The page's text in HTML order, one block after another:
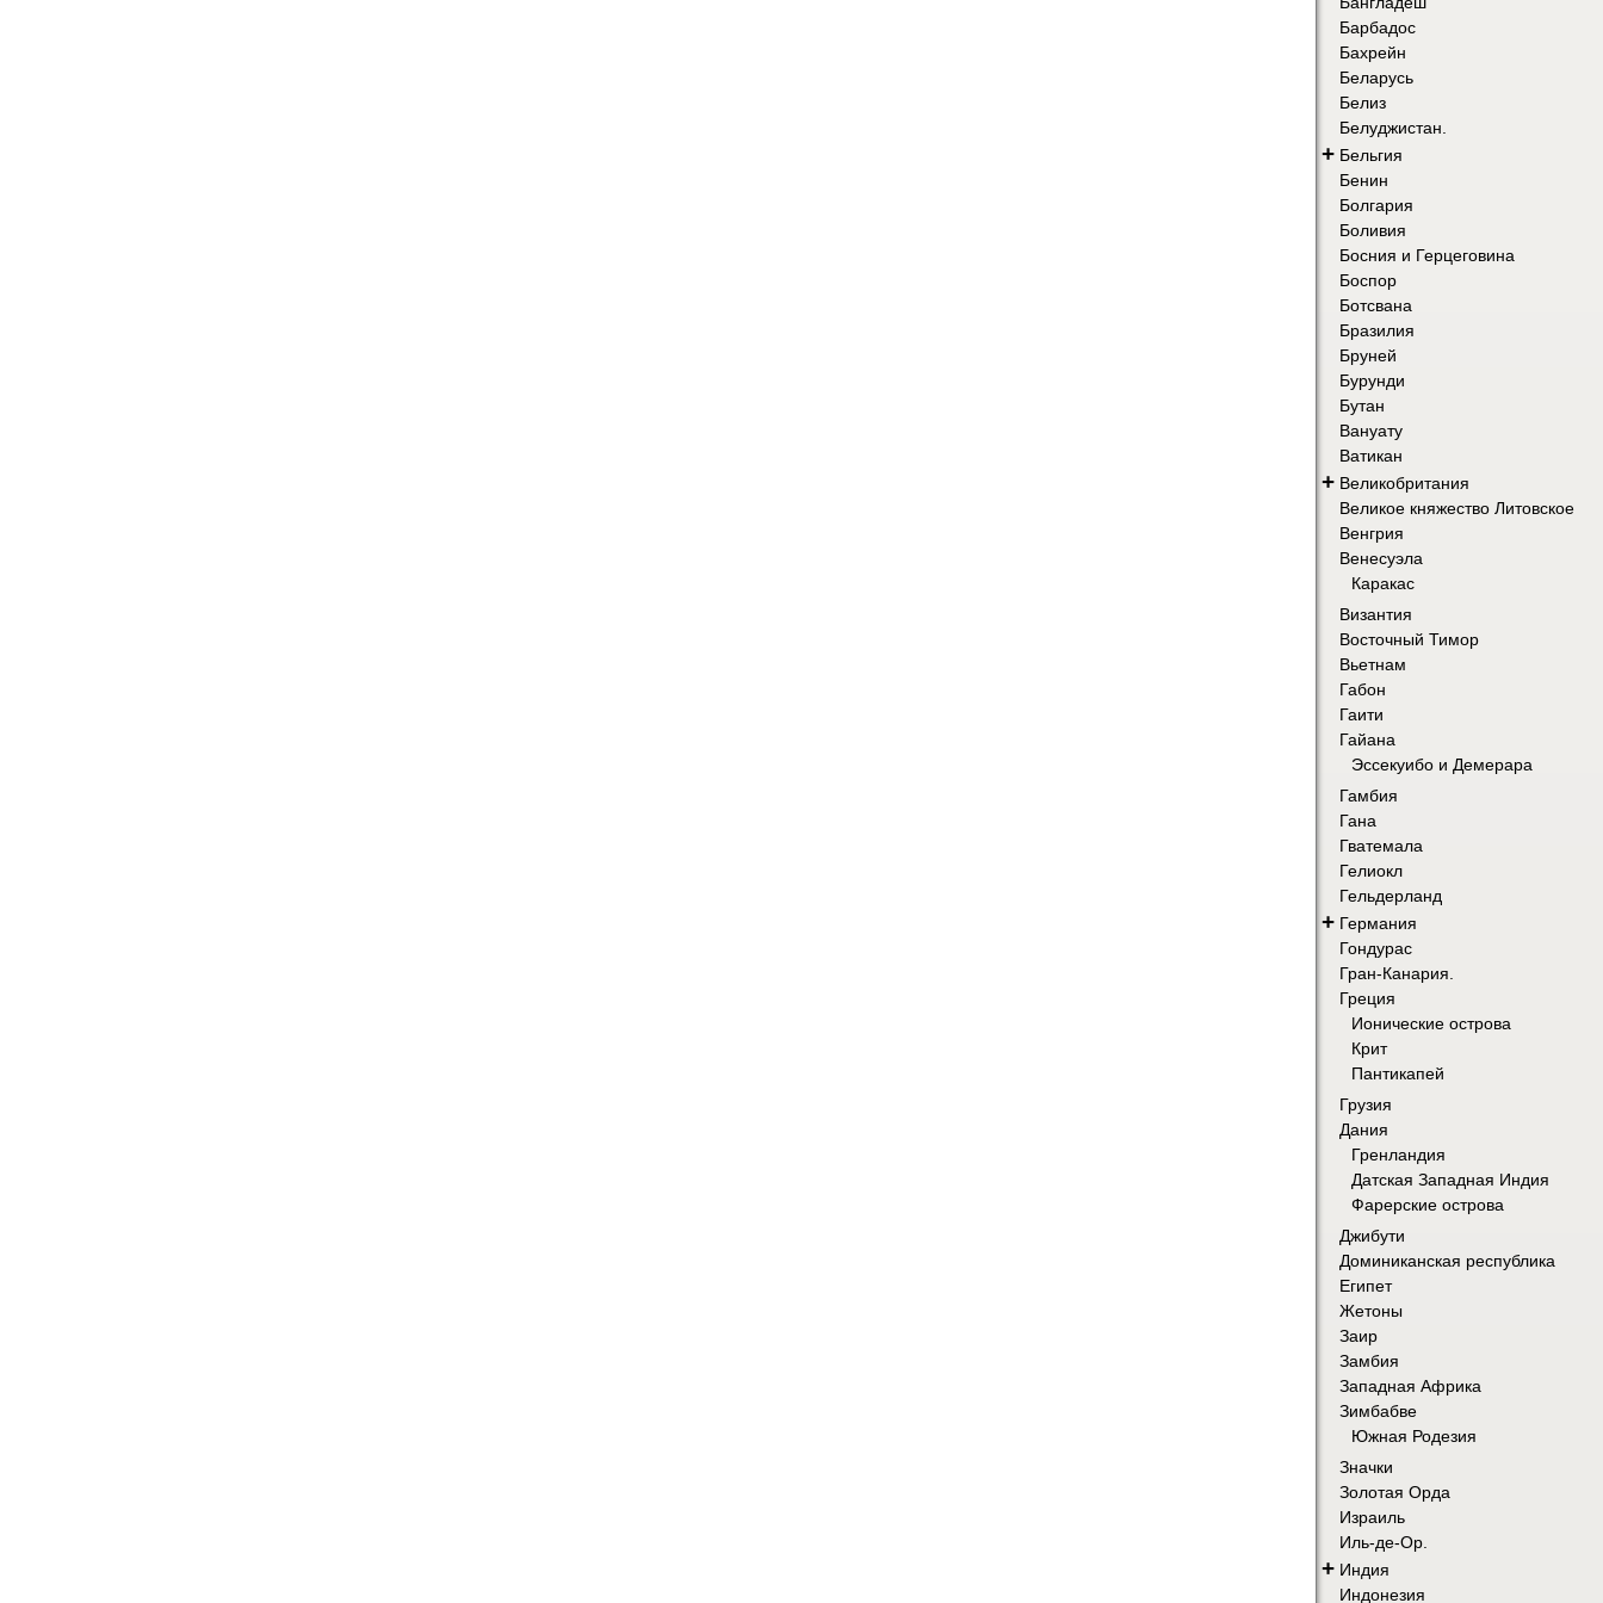
Барбадос
Бахрейн
Беларусь
Белиз
Белуджистан.
+ Бельгия
Бенин
Болгария
Боливия
Босния и Герцеговина
Боспор
Ботсвана
Бразилия
Бруней
Бурунди
Бутан
Вануату
Ватикан
+ Великобритания
Великое княжество Литовское
Венгрия
Венесуэла
Каракас
Византия
Восточный Тимор
Вьетнам
Габон
Гаити
Гайана
Эссекуибо и Демерара
Гамбия
Гана
Гватемала
Гелиокл
Гельдерланд
+ Германия
Гондурас
Гран-Канария.
Греция
Ионические острова
Крит
Пантикапей
Грузия
Дания
Гренландия
Датская Западная Индия
Фарерские острова
Джибути
Доминиканская республика
Египет
Жетоны
Заир
Замбия
Западная Африка
Зимбабве
Южная Родезия
Значки
Золотая Орда
Израиль
Иль-де-Ор.
+ Индия
Индонезия